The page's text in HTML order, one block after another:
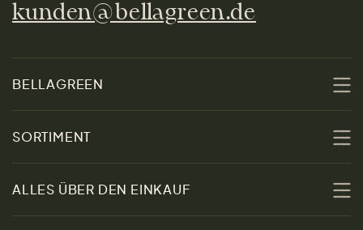
kunden@bellagreen.de
BELLAGREEN
Nachhaltigkeit
SORTIMENT
Damen
ALLES ÜBER DEN EINKAUF